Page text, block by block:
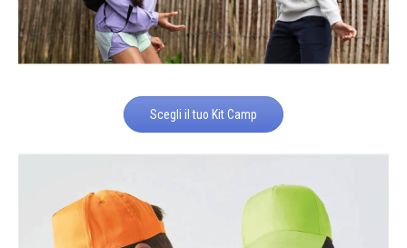
Scegli il tuo Kit Camp